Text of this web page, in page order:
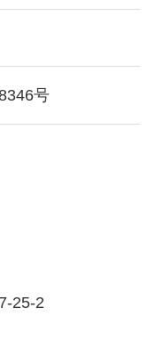
号
25-2